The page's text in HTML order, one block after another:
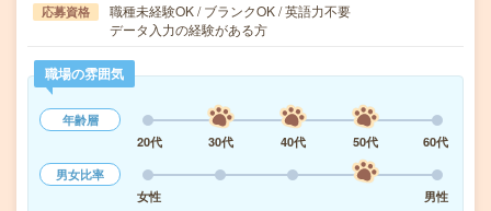
応募資格
職種未経験OK / ブランクOK / 英語力不要
データ入力の経験がある方
職場の雰囲気
年齢層
20代
30代 40代 50代
60代
男女比率
女性
男性